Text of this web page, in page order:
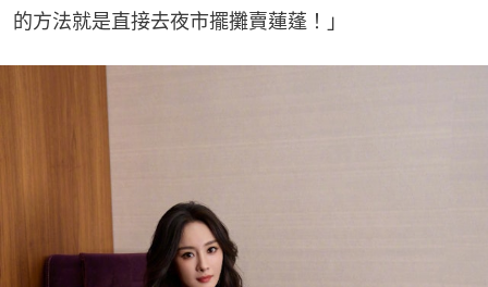
的方法就是直接去夜市擺攤賣蓮蓬！」